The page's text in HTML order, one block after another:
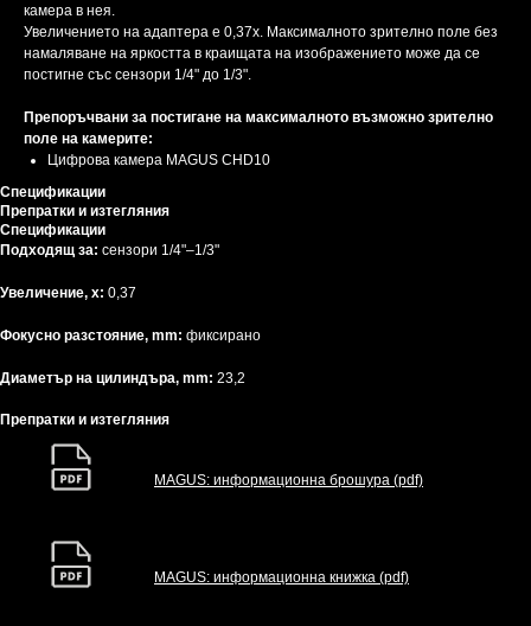
камера в нея.
Увеличението на адаптера е 0,37x. Максималното зрително поле без
намаляване на яркостта в краищата на изображението може да се
постигне със сензори 1/4" до 1/3".
Препоръчвани за постигане на максималното възможно зрително
поле на камерите:
Цифрова камера MAGUS CHD10
Спецификации
Препратки и изтегляния
Спецификации
Подходящ за: сензори 1/4"–1/3"
Увеличение, x: 0,37
Фокусно разстояние, mm: фиксирано
Диаметър на цилиндъра, mm: 23,2
Препратки и изтегляния
MAGUS: информационна брошура (pdf)
MAGUS: информационна книжка (pdf)